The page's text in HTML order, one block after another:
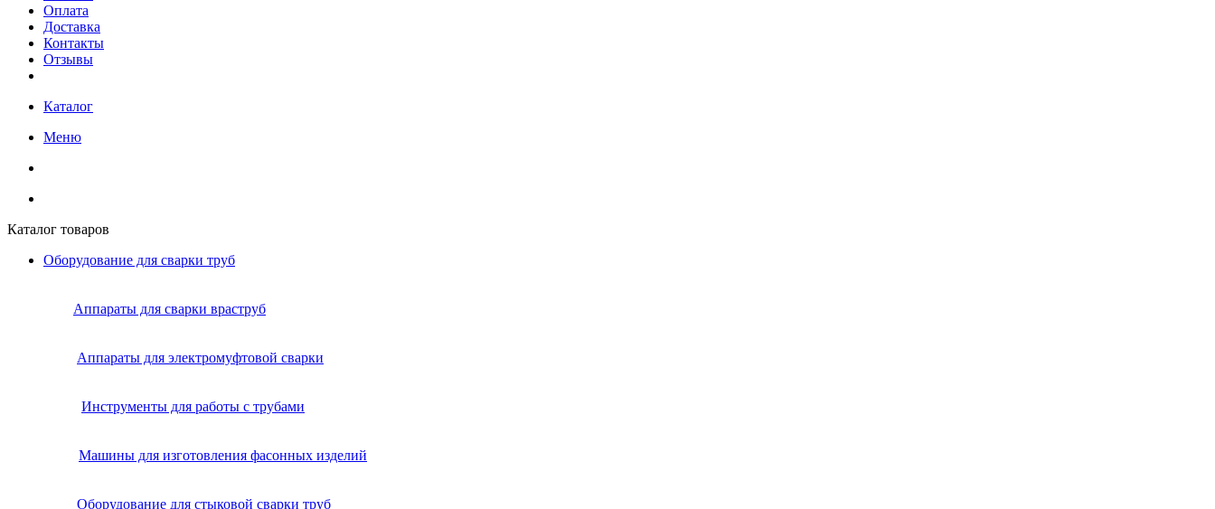
Оплата
Доставка
Контакты
Отзывы
Каталог
Меню
Каталог товаров
Оборудование для сварки труб
Аппараты для сварки враструб
Аппараты для электромуфтовой сварки
Инструменты для работы с трубами
Машины для изготовления фасонных изделий
Оборудование для стыковой сварки труб